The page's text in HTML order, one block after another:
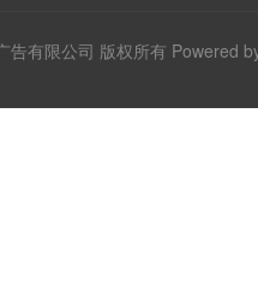
告有限公司 版权所有